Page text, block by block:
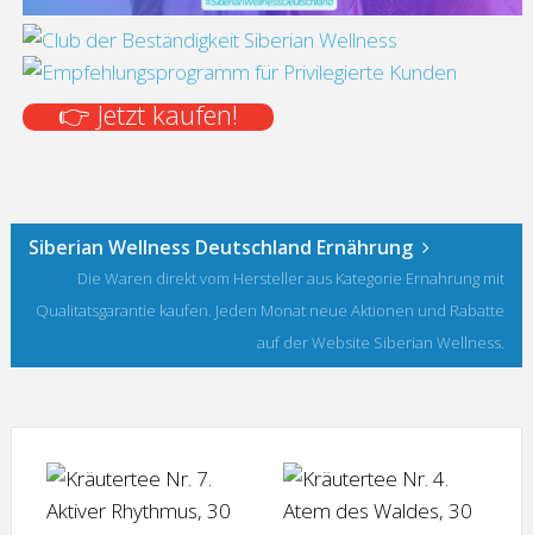
👉 Jetzt kaufen!
Siberian Wellness Deutschland Ernährung
Die Waren direkt vom Hersteller aus Kategorie Ernahrung mit
Qualitatsgarantie kaufen. Jeden Monat neue Aktionen und Rabatte
auf der Website Siberian Wellness.